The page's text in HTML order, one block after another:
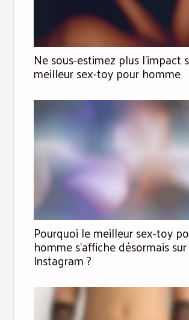
Ne sous-estimez plus l’impact
meilleur sex-toy pour homme
Pourquoi le meilleur sex-toy
homme s’affiche désormais sur
Instagram ?